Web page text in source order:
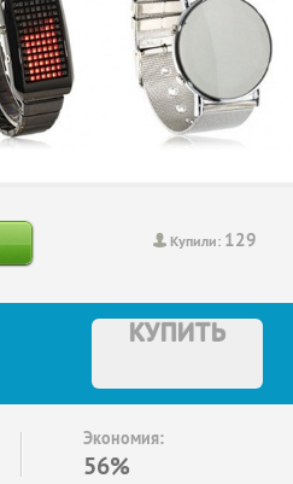
Купили: 129
КУПИТЬ
Экономия:
56%